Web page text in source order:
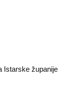
Istarske županije